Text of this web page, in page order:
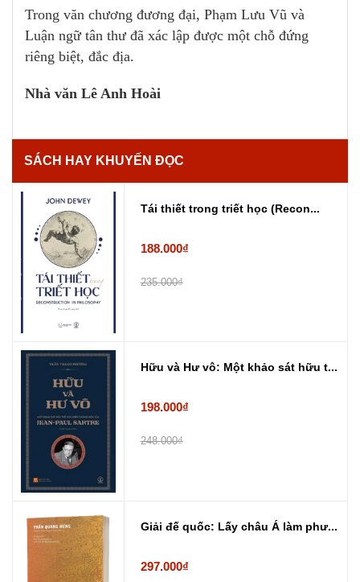
Trong văn chương đương đại, Phạm Lưu Vũ và
Luận ngữ tân thư đã xác lập được một chỗ đứng
riêng biệt, đắc địa.
Nhà văn Lê Anh Hoài
SÁCH HAY KHUYẾN ĐỌC
Tái thiết trong triết học (Recon...
188.000₫
235.000₫
Hữu và Hư vô: Một khảo sát hữu t...
198.000₫
248.000₫
Giải đế quốc: Lấy châu Á làm phư...
297.000₫